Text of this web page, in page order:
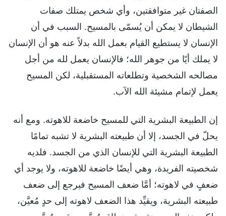
الصفتان غير متوافقتين، وأي شخص يمتلك صفات
الشيطان لا يمكن أن يُسمّى بالمسيح. السبب في أن
الإنسان لا يستطيع القيام بعمل الله بدلاً عنه هو أن الإنسان
لا يملك أيًا من جوهر الله؛ فالإنسان يعمل لله من أجل
مصالحه الشخصية وتطلعاته المستقبلية، لكن المسيح
يعمل لإتمام مشيئة الله الآب.
إن الطبيعة البشرية التي للمسيح خاضعة للاهوته. ومع أنه
يحلّ في الجسد، إلا أن طبيعته البشرية لا تشبه تمامًا
الطبيعة البشرية التي للإنسان الذي من الجسد. فلديه
شخصيته الفريدة، وهي أيضًا خاضعة للاهوته، ولا يوجد أي
ضعفٍ في لاهوته؛ أمَّا ضعف المسيح فيرجع إلى ضعف
طبيعته البشرية، ويقيِّد هذا الضعف لاهوته إلى حدٍ مُعيَّن،